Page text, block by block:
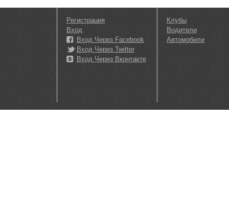
Регистрация
Вход
Вход Через Facebook
Вход Через Twitter
Вход Через Вконтакте
Клубы
Водители
Автомобили